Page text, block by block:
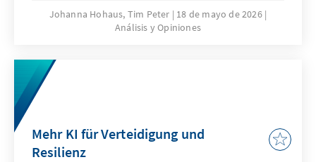
multithematische Standortbestimmung in
den Bereichen Innovation und
Ausrichtung der Mitgliedstaaten und Globales
Umfeld. Durch die Verwendung qualitativer
und quantitativer Indikatoren gibt sie
Entwicklungen.
Johanna Hohaus, Tim Peter
18 de mayo de 2026
Análisis y Opiniones
Mehr KI für Verteidigung und
Resilienz